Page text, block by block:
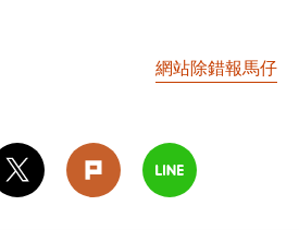
網站除錯報馬仔